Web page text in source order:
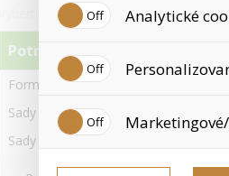
Vyberte si kategóriu tovaru
Potravinové doplnky
Formula 1 a iné Výživné koktaily
Sady s Formula 1 koktaily 550g
Sady s Formula 1 koktaily 780g
Používajú sa okrem iného
používaním cookies. Pre
Analytické
sa už nejedná o osobné
nedokážeme zistiť
nákupné skúsenosti. Vďaka
nevhodným odporúčaniam